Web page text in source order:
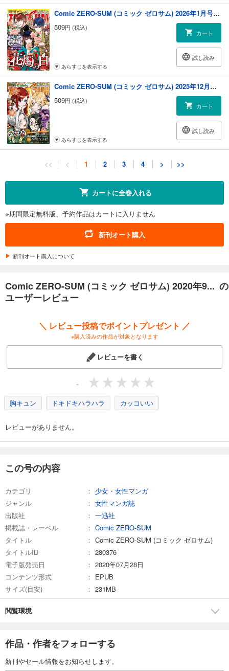
Comic ZERO-SUM (コミック ゼロサム) 2026年1月号[雑誌]
509円 (税込)
カート
試し読み
あらすじを表示する
Comic ZERO-SUM (コミック ゼロサム) 2025年12月号[雑誌]
509円 (税込)
カート
試し読み
あらすじを表示する
カート
試し読み
あらすじを表示する
509円 (税込)
あらすじを表示する
509 円 (税込)
あらすじを表示する
あらすじを表示する
509
あらすじを表示する
カート
あらすじを表示する
Comic ZERO-SUM (コミック ゼロサム) 2025年5月号[雑誌]
<< < 1 2 3 4 > >>
カートに全巻入れる
※期間限定無料版、予約作品はカートに入りません
新刊オート購入
新刊オート購入について
Comic ZERO-SUM (コミック ゼロサム) 2020年9... の
ユーザーレビュー
＼ レビュー投稿でポイントプレゼント ／
※購入済みの作品が対象となります
レビューを書く
-
胸キュン ドキドキハラハラ カッコいい
レビューがありません。
この号の内容
カテゴリ
少女・女性マンガ
ジャンル
女性マンガ誌
出版社
一迅社
掲載誌・レーベル
Comic ZERO-SUM
タイトル
Comic ZERO-SUM (コミック ゼロサム)
タイトルID
280376
電子版発売日
2020年07月28日
コンテンツ形式
EPUB
サイズ(目安)
231MB
閲覧環境
作品・作者をフォローする
新刊やセール情報をお知らせします。